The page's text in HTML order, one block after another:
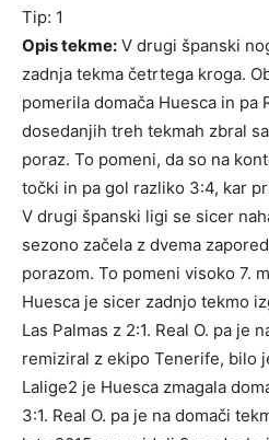
Tip: 1
Opis tekme: V drugi španski
zadnja tekma četrtega kroga.
pomerila domača Huesca in pa
dosedanjih treh tekmah zbral
poraz. To pomeni, da so na
točki in pa gol razliko 3:4, kar
V drugi španski ligi se sicer
sezono začela z dvema
porazom. To pomeni visoko 7.
Huesca je sicer zadnjo tekmo
Las Palmas z 2:1. Real O. pa je
remiziral z ekipo Tenerife, bilo
Lalige2 je Huesca zmagala
3:1. Real O. pa je na domači